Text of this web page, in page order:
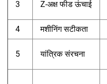
3 Z-अक्ष फीड ऊंचाई
4 मशीनिंग सटीकता
5 यांत्रिक संरचना